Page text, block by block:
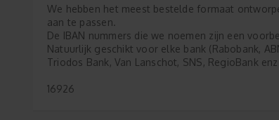
We hebben het meest bestelde formaat
aan te passen.
De IBAN nummers die we noemen zijn een
Natuurlijk geschikt voor elke bank (Rabobank,
Triodos Bank, Van Lanschot, SNS, RegioBank
16926